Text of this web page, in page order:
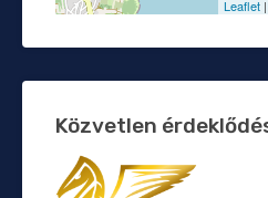
Leaflet
Közvetlen